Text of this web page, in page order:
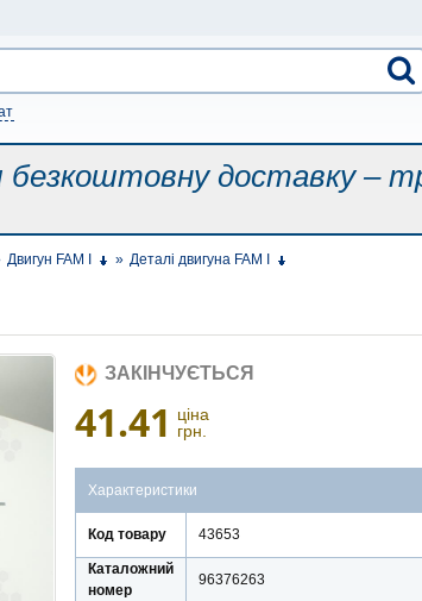
безкоштовну доставку –
Двигун FAM I » Деталі двигуна FAM I
ЗАКІНЧУЄТЬСЯ
41.41
ціна
грн.
Характеристики
Код товару 43653
Каталожний
номер
96376263